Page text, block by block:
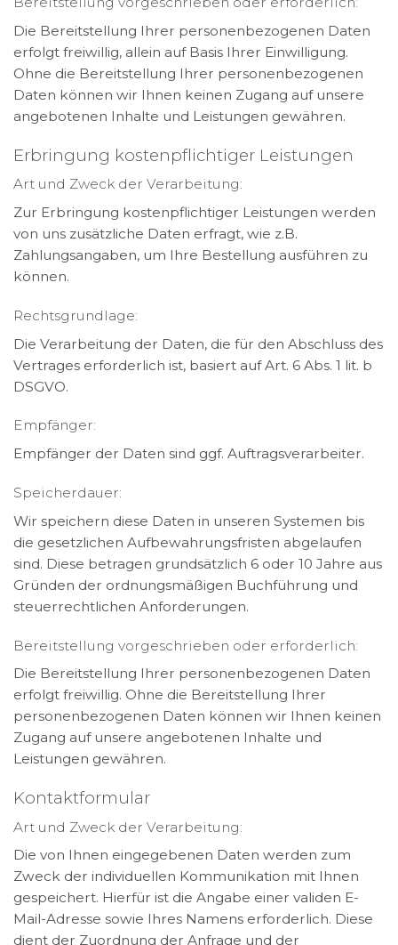
Die Bereitstellung Ihrer personenbezogenen Daten
erfolgt freiwillig, allein auf Basis Ihrer Einwilligung.
Ohne die Bereitstellung Ihrer personenbezogenen
Daten können wir Ihnen keinen Zugang auf unsere
angebotenen Inhalte und Leistungen gewähren.
Erbringung kostenpflichtiger Leistungen
Art und Zweck der Verarbeitung:
Zur Erbringung kostenpflichtiger Leistungen werden
von uns zusätzliche Daten erfragt, wie z.B.
Zahlungsangaben, um Ihre Bestellung ausführen zu
können.
Rechtsgrundlage:
Die Verarbeitung der Daten, die für den Abschluss des
Vertrages erforderlich ist, basiert auf Art. 6 Abs. 1 lit. b
DSGVO.
Empfänger:
Empfänger der Daten sind ggf. Auftragsverarbeiter.
Speicherdauer:
Wir speichern diese Daten in unseren Systemen bis
die gesetzlichen Aufbewahrungsfristen abgelaufen
sind. Diese betragen grundsätzlich 6 oder 10 Jahre aus
Gründen der ordnungsmäßigen Buchführung und
steuerrechtlichen Anforderungen.
Bereitstellung vorgeschrieben oder erforderlich:
Die Bereitstellung Ihrer personenbezogenen Daten
erfolgt freiwillig. Ohne die Bereitstellung Ihrer
personenbezogenen Daten können wir Ihnen keinen
Zugang auf unsere angebotenen Inhalte und
Leistungen gewähren.
Kontaktformular
Art und Zweck der Verarbeitung:
Die von Ihnen eingegebenen Daten werden zum
Zweck der individuellen Kommunikation mit Ihnen
gespeichert. Hierfür ist die Angabe einer validen E-
Mail-Adresse sowie Ihres Namens erforderlich. Diese
dient der Zuordnung der Anfrage und der